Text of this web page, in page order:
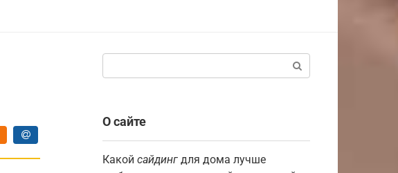
О сайте
Какой сайдинг для дома лучше